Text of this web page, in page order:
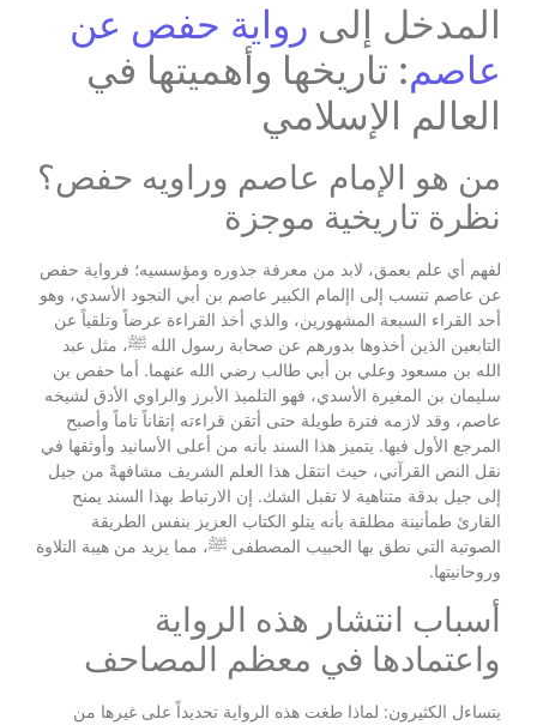
المدخل إلى رواية حفص عن
عاصم: تاريخها وأهميتها في
العالم الإسلامي
من هو الإمام عاصم وراويه حفص؟
نظرة تاريخية موجزة
لفهم أي علم بعمق، لابد من معرفة جذوره ومؤسسيه؛ فرواية حفص
عن عاصم تنسب إلى اإلمام الكبير عاصم بن أبي النجود الأسدي، وهو
أحد القراء السبعة المشهورين، والذي أخذ القراءة عرضاً وتلقياً عن
التابعين الذين أخذوها بدورهم عن صحابة رسول الله ﷺ، مثل عبد
الله بن مسعود وعلي بن أبي طالب رضي الله عنهما. أما حفص بن
سليمان بن المغيرة الأسدي، فهو التلميذ الأبرز والراوي الأدق لشيخه
عاصم، وقد لازمه فترة طويلة حتى أتقن قراءته إتقاناً تاماً وأصبح
المرجع الأول فيها. يتميز هذا السند بأنه من أعلى الأسانيد وأوثقها في
نقل النص القرآني، حيث انتقل هذا العلم الشريف مشافهةً من جيل
إلى جيل بدقة متناهية لا تقبل الشك. إن الارتباط بهذا السند يمنح
القارئ طمأنينة مطلقة بأنه يتلو الكتاب العزيز بنفس الطريقة
الصوتية التي نطق بها الحبيب المصطفى ﷺ، مما يزيد من هيبة التلاوة
وروحانيتها.
أسباب انتشار هذه الرواية
واعتمادها في معظم المصاحف
يتساءل الكثيرون: لماذا طغت هذه الرواية تحديداً على غيرها من